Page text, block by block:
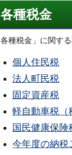
各種税金
各種税金」に関す
個人住民税
法人町民税
固定資産税
軽自動車税（
国民健康保険
今年度の納税